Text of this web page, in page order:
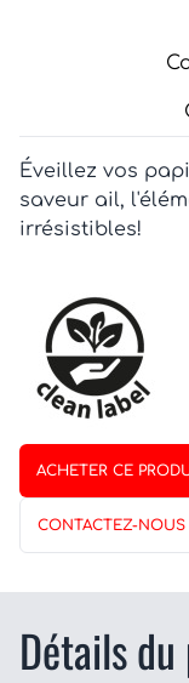
Éveillez vos
saveur ail,
irrésistibles!
ACHETER CE
CONTACTEZ-NOUS
Détails